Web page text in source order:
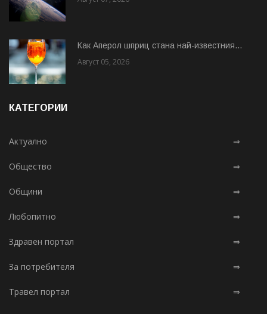
Как Аперол шприц стана най-известния...
Август 05, 2026
КАТЕГОРИИ
Актуално ⇒
Общество ⇒
Общини ⇒
Любопитно ⇒
Здравен портал ⇒
За потребителя ⇒
Травел портал ⇒